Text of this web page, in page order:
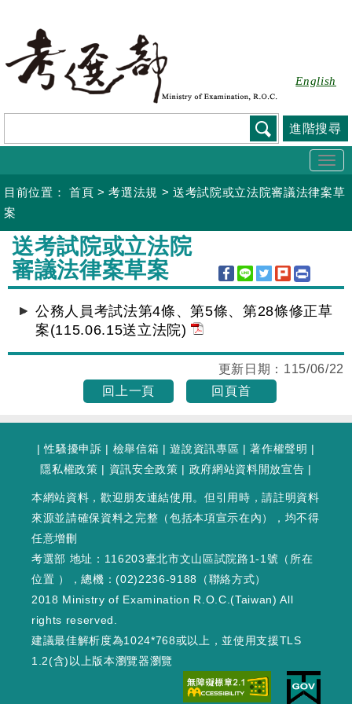
要
容
English
進階搜尋
目前位置： 首頁 >考選法規 >送考試院或立法院審議法律案草
案
:::
送考試院或立法院
審議法律案草案
公務人員考試法第4條、第5條、第28條修正草
案(115.06.15送立法院)
更新日期： 115/06/22
回上一頁
回頁首
|性騷擾申訴 | 檢舉信箱 |遊說資訊專區 |著作權聲明 |
隱私權政策 | 資訊安全政策 | 政府網站資料開放宣告 |
本網站資料，歡迎朋友連結使用。但引用時，請註明資料
來源並請確保資料之完整（包括本項宣示在內），均不得
任意增刪
考選部 地址：116203臺北市文山區試院路1-1號（ 所在
位置 ），總機：(02)2236-9188（聯絡方式）
2018 Ministry of Examination R.O.C.(Taiwan) All
rights reserved.
建議最佳解析度為1024*768或以上，並使用支援TLS
1.2(含)以上版本瀏覽器瀏覽